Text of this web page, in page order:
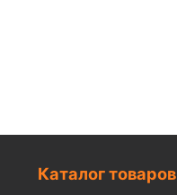
Каталог товаров